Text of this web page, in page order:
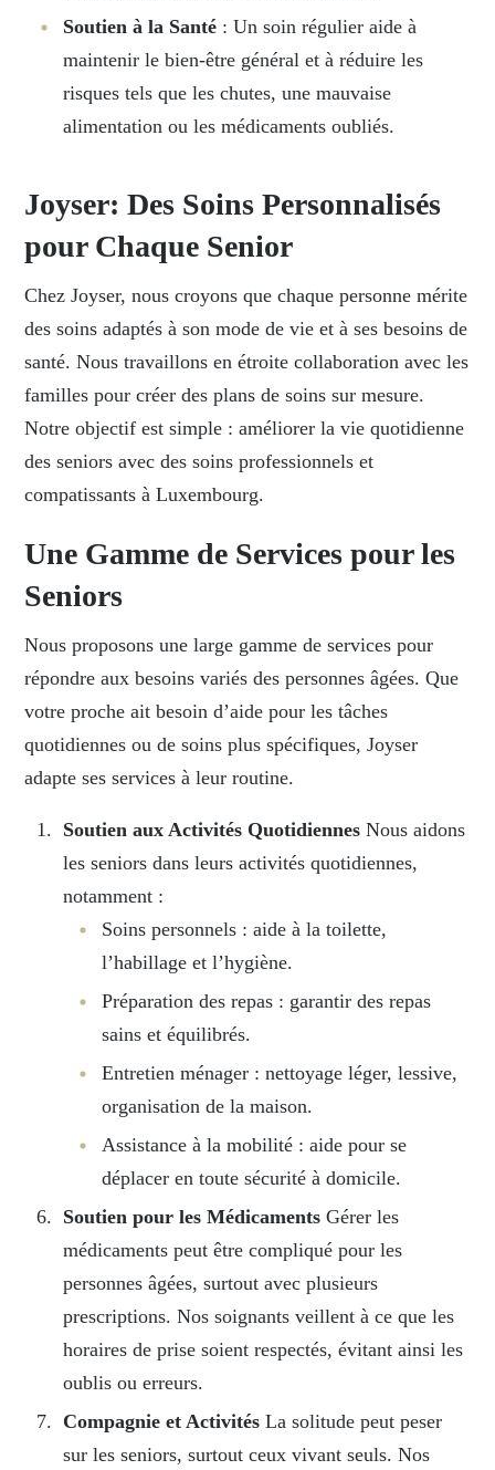
Soutien à la Santé : Un soin régulier aide à
maintenir le bien-être général et à réduire les
risques tels que les chutes, une mauvaise
alimentation ou les médicaments oubliés.
Joyser: Des Soins Personnalisés
pour Chaque Senior
Chez Joyser, nous croyons que chaque personne mérite
des soins adaptés à son mode de vie et à ses besoins de
santé. Nous travaillons en étroite collaboration avec les
familles pour créer des plans de soins sur mesure.
Notre objectif est simple : améliorer la vie quotidienne
des seniors avec des soins professionnels et
compatissants à Luxembourg.
Une Gamme de Services pour les
Seniors
Nous proposons une large gamme de services pour
répondre aux besoins variés des personnes âgées. Que
votre proche ait besoin d’aide pour les tâches
quotidiennes ou de soins plus spécifiques, Joyser
adapte ses services à leur routine.
Soutien aux Activités Quotidiennes Nous aidons
les seniors dans leurs activités quotidiennes,
notamment :
Soins personnels : aide à la toilette,
l’habillage et l’hygiène.
Préparation des repas : garantir des repas
sains et équilibrés.
Entretien ménager : nettoyage léger, lessive,
organisation de la maison.
Assistance à la mobilité : aide pour se
déplacer en toute sécurité à domicile.
Soutien pour les Médicaments Gérer les
médicaments peut être compliqué pour les
personnes âgées, surtout avec plusieurs
prescriptions. Nos soignants veillent à ce que les
horaires de prise soient respectés, évitant ainsi les
oublis ou erreurs.
Compagnie et Activités La solitude peut peser
sur les seniors, surtout ceux vivant seuls. Nos